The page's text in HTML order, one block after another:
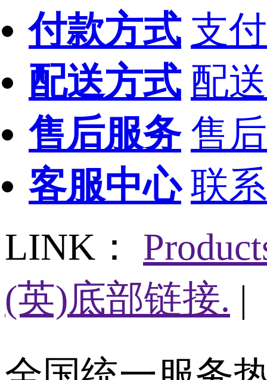
付款方式 支
配送方式 配
售后服务 售
客服中心 联
LINK：
(英)底部链接. |